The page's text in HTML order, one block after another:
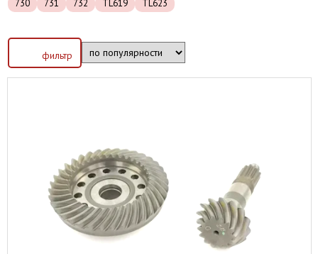
730
731 732 TL619 TL623
фильтр